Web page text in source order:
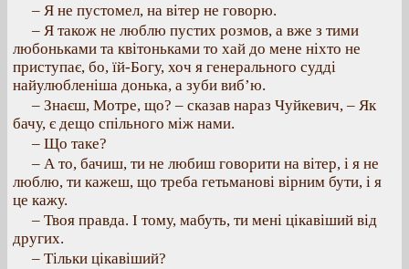
– Я не пустомел, на вітер не говорю.
– Я також не люблю пустих розмов, а вже з тими
любоньками та квітоньками то хай до мене ніхто не
приступає, бо, їй-Богу, хоч я генерального судді
найулюбленіша донька, а зуби виб’ю.
– Знаєш, Мотре, що? – сказав нараз Чуйкевич, – Як
бачу, є дещо спільного між нами.
– Що таке?
– А то, бачиш, ти не любиш говорити на вітер, і я не
люблю, ти кажеш, що треба гетьманові вірним бути, і я
це кажу.
– Твоя правда. І тому, мабуть, ти мені цікавіший від
других.
– Тільки цікавіший?